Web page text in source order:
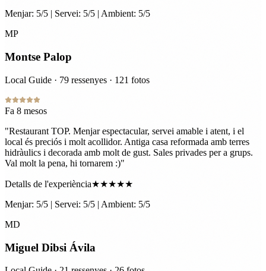
Menjar: 5/5 | Servei: 5/5 | Ambient: 5/5
MP
Montse Palop
Local Guide · 79 ressenyes · 121 fotos
Fa 8 mesos
"Restaurant TOP. Menjar espectacular, servei amable i atent, i el
local és preciós i molt acollidor. Antiga casa reformada amb terres
hidràulics i decorada amb molt de gust. Sales privades per a grups.
Val molt la pena, hi tornarem :)"
Detalls de l'experiència★★★★★
Menjar: 5/5 | Servei: 5/5 | Ambient: 5/5
MD
Miguel Dibsi Ávila